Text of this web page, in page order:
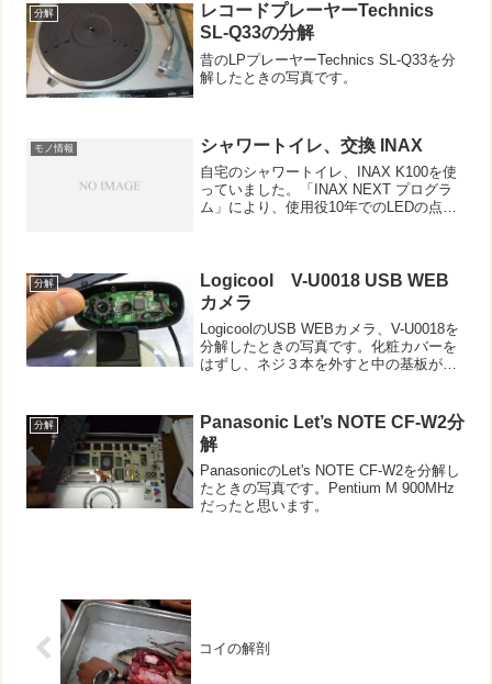
分解
レコードプレーヤーTechnics
SL-Q33の分解
昔のLPプレーヤーTechnics SL-Q33を分
解したときの写真です。
モノ情報 シャワートイレ、交換 INAX
自宅のシャワートイレ、INAX K100を使
っていました。「INAX NEXT プログラ
ム」により、使用役10年でのLEDの点滅
で交換い...
分解
Logicool V-U0018 USB WEB
カメラ
LogicoolのUSB WEBカメラ、V-U0018を
分解したときの写真です。化粧カバーを
はずし、ネジ３本を外すと中の基板が見
ありませんでした。
分解
Panasonic Let’s NOTE CF-W2分
解
PanasonicのLet's NOTE CF-W2を分解し
たときの写真です。Pentium M 900MHz
だったと思います。
コイの解剖